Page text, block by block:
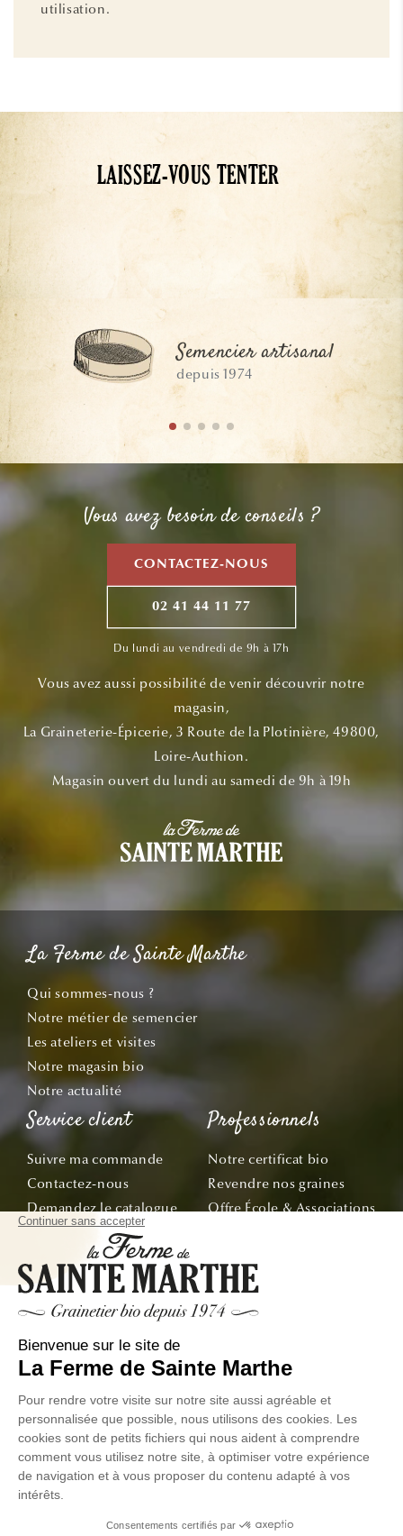
utilisation.
LAISSEZ-VOUS TENTER
Semencier artisanal
depuis 1974
Vous avez besoin de conseils ?
CONTACTEZ-NOUS
02 41 44 11 77
Du lundi au vendredi de 9h à 17h
Vous avez aussi possibilité de venir découvrir notre
magasin,
La Graineterie-Épicerie, 3 Route de la Plotinière, 49800,
Loire-Authion.
Magasin ouvert du lundi au samedi de 9h à 19h
La Ferme de Sainte Marthe
Qui sommes-nous ?
Notre métier de semencier
Les ateliers et visites
Notre magasin bio
Notre actualité
Service client
Suivre ma commande
Contactez-nous
Demandez le catalogue
Bon de commande
Tous nos conseils
Professionnels
Notre certificat bio
Revendre nos graines
Offre École & Associations
Abonnez-vous
E-mail
© La Ferme de Sainte Marthe - Tous droit réservés
Données